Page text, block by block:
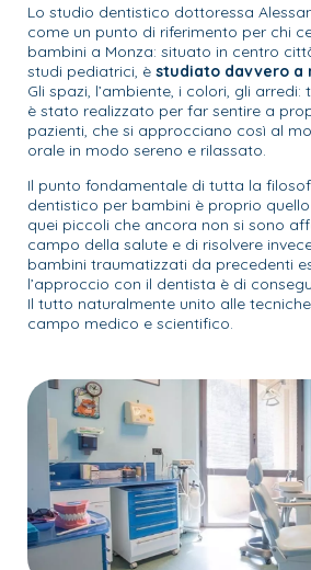
Lo studio dentistico dottoressa
come un punto di riferimento per chi
bambini a Monza: situato in centro
studi pediatrici, è studiato davvero a
Gli spazi, l’ambiente, i colori, gli
è stato realizzato per far sentire a
pazienti, che si approcciano così al
orale in modo sereno e rilassato.
Il punto fondamentale di tutta la
dentistico per bambini è proprio
quei piccoli che ancora non si sono
campo della salute e di risolvere
bambini traumatizzati da precedenti
l’approccio con il dentista è di
Il tutto naturalmente unito alle
campo medico e scientifico.